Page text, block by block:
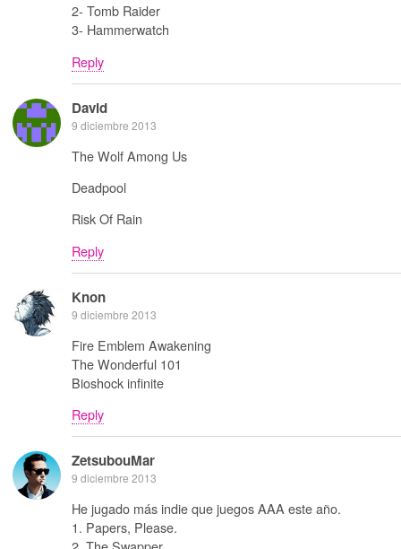
2- Tomb Raider
3- Hammerwatch
Reply
David
9 diciembre 2013
The Wolf Among Us
Deadpool
Risk Of Rain
Reply
Knon
9 diciembre 2013
Fire Emblem Awakening
The Wonderful 101
Bioshock infinite
Reply
ZetsubouMar
9 diciembre 2013
He jugado más indie que juegos AAA este año.
1. Papers, Please.